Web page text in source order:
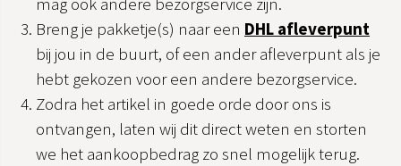
Breng je pakketje(s) naar een DHL afleverpunt
bij jou in de buurt, of een ander afleverpunt als je
hebt gekozen voor een andere bezorgservice.
Zodra het artikel in goede orde door ons is
ontvangen, laten wij dit direct weten en storten
we het aankoopbedrag zo snel mogelijk terug.